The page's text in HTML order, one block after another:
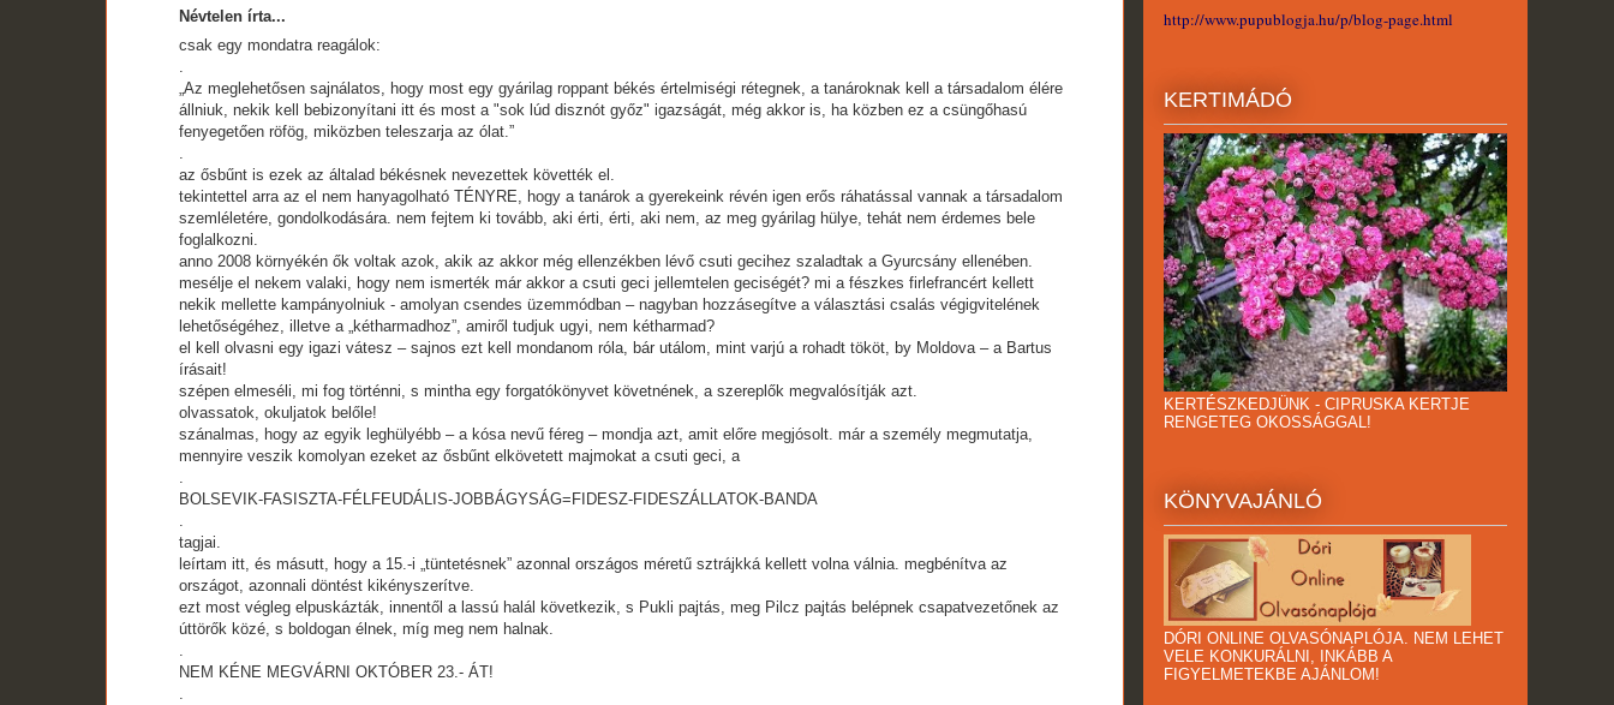
Névtelen írta...
csak egy mondatra reagálok:
.
„Az meglehetősen sajnálatos, hogy most egy gyárilag roppant békés értelmiségi rétegnek, a tanároknak kell a társadalom élére
állniuk, nekik kell bebizonyítani itt és most a "sok lúd disznót győz" igazságát, még akkor is, ha közben ez a csüngőhasú
fenyegetően röfög, miközben teleszarja az ólat.”
.
az ősbűnt is ezek az általad békésnek nevezettek követték el.
tekintettel arra az el nem hanyagolható TÉNYRE, hogy a tanárok a gyerekeink révén igen erős ráhatással vannak a társadalom
szemléletére, gondolkodására. nem fejtem ki tovább, aki érti, érti, aki nem, az meg gyárilag hülye, tehát nem érdemes bele
foglalkozni.
anno 2008 környékén ők voltak azok, akik az akkor még ellenzékben lévő csuti gecihez szaladtak a Gyurcsány ellenében.
mesélje el nekem valaki, hogy nem ismerték már akkor a csuti geci jellemtelen geciségét? mi a fészkes firlefrancért kellett
nekik mellette kampányolniuk - amolyan csendes üzemmódban – nagyban hozzásegítve a választási csalás végigvitelének
lehetőségéhez, illetve a „kétharmadhoz”, amiről tudjuk ugyi, nem kétharmad?
el kell olvasni egy igazi vátesz – sajnos ezt kell mondanom róla, bár utálom, mint varjú a rohadt tököt, by Moldova – a Bartus
írásait!
szépen elmeséli, mi fog történni, s mintha egy forgatókönyvet követnének, a szereplők megvalósítják azt.
olvassatok, okuljatok belőle!
szánalmas, hogy az egyik leghülyébb – a kósa nevű féreg – mondja azt, amit előre megjósolt. már a személy megmutatja,
mennyire veszik komolyan ezeket az ősbűnt elkövetett majmokat a csuti geci, a
.
BOLSEVIK-FASISZTA-FÉLFEUDÁLIS-JOBBÁGYSÁG=FIDESZ-FIDESZÁLLATOK-BANDA
.
tagjai.
leírtam itt, és másutt, hogy a 15.-i „tüntetésnek” azonnal országos méretű sztrájkká kellett volna válnia. megbénítva az
országot, azonnali döntést kikényszerítve.
ezt most végleg elpuskázták, innentől a lassú halál következik, s Pukli pajtás, meg Pilcz pajtás belépnek csapatvezetőnek az
úttörők közé, s boldogan élnek, míg meg nem halnak.
.
NEM KÉNE MEGVÁRNI OKTÓBER 23.- ÁT!
.
http://www.pupublogja.hu/p/blog-page.html
KERTIMÁDÓ
KERTÉSZKEDJÜNK - CIPRUSKA KERTJE
RENGETEG OKOSSÁGGAL!
KÖNYVAJÁNLÓ
DÓRI ONLINE OLVASÓNAPLÓJA. NEM LEHET
VELE KONKURÁLNI, INKÁBB A
FIGYELMETEKBE AJÁNLOM!